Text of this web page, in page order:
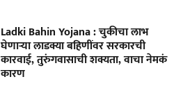
Ladki Bahin Yojana : चुकीचा लाभ
घेणार्‍या लाडक्या बहि‍णींवर सरकारची
कारवाई, तुरुंगवासाची शक्यता, वाचा नेमकं
कारण